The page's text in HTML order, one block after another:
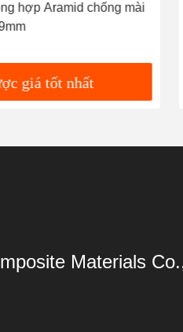
hợp Aramid chống mài
giá tốt nhất
Materials